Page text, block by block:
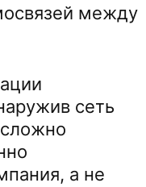
между
сеть
а не